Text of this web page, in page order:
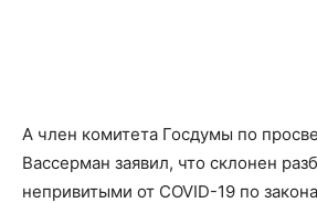
А член комитета Госдумы по
Вассерман заявил, что склонен
непривитыми от COVID-19 по